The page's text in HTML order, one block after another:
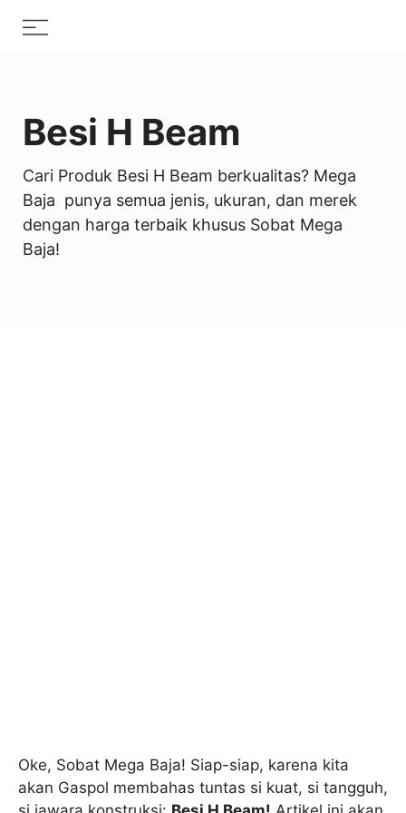
Menu
Besi H Beam
Cari Produk Besi H Beam berkualitas? Mega
Baja punya semua jenis, ukuran, dan merek
dengan harga terbaik khusus Sobat Mega
Baja!
Oke, Sobat Mega Baja! Siap-siap, karena kita
akan Gaspol membahas tuntas si kuat, si tangguh,